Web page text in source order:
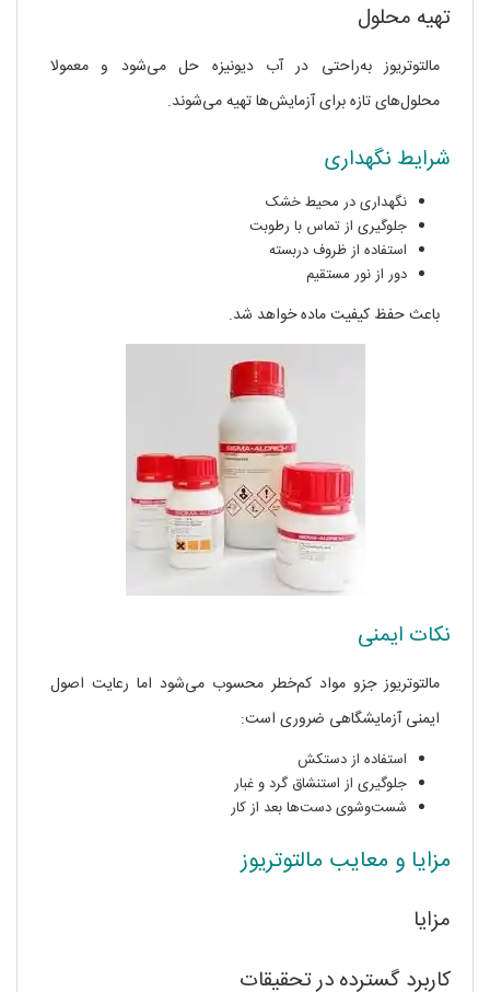
تهیه محلول
مالتوتریوز به‌راحتی در آب دیونیزه حل می‌شود و معمولا
محلول‌های تازه برای آزمایش‌ها تهیه می‌شوند.
شرایط نگهداری
نگهداری در محیط خشک
جلوگیری از تماس با رطوبت
استفاده از ظروف دربسته
دور از نور مستقیم
باعث حفظ کیفیت ماده خواهد شد.
نکات ایمنی
مالتوتریوز جزو مواد کم‌خطر محسوب می‌شود اما رعایت اصول
ایمنی آزمایشگاهی ضروری است:
استفاده از دستکش
جلوگیری از استنشاق گرد و غبار
شست‌وشوی دست‌ها بعد از کار
مزایا و معایب مالتوتریوز
مزایا
کاربرد گسترده در تحقیقات